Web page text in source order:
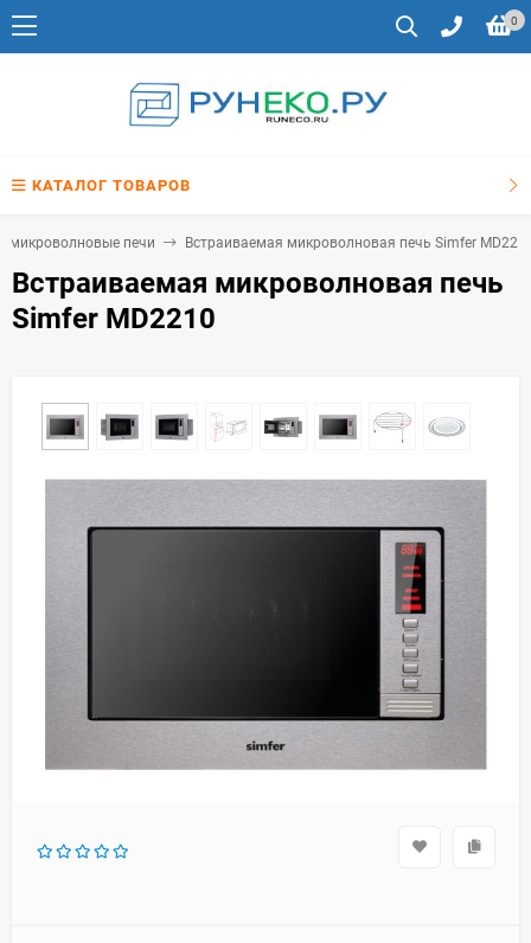
0
КАТАЛОГ ТОВАРОВ
микроволновые печи Встраиваемая микроволновая печь Simfer
Встраиваемая микроволновая печь
Simfer MD2210